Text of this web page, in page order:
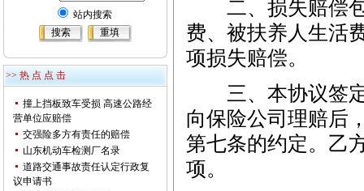
站内搜索
>> 热 点 点 击
撞上挡板致车受损 高速公路经
营单位应赔偿
交强险多方有责任的赔偿
山东机动车检测厂名录
道路交通事故责任认定行政复
议申请书
二、损失赔偿包
费、被扶养人生活
项损失赔偿。
三、本协议签定
向保险公司理赔后
第七条的约定。乙
项。